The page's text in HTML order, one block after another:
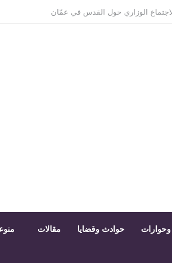
وغير مقيدة بجداول النقابة
حوادث وقضايا مقالات